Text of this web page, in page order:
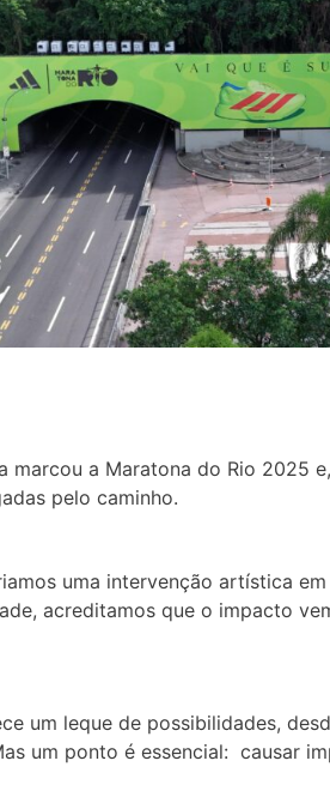
marcou a Maratona do Rio 2025
pelo caminho.
uma intervenção artística
acreditamos que o impacto
um leque de possibilidades,
um ponto é essencial: causar